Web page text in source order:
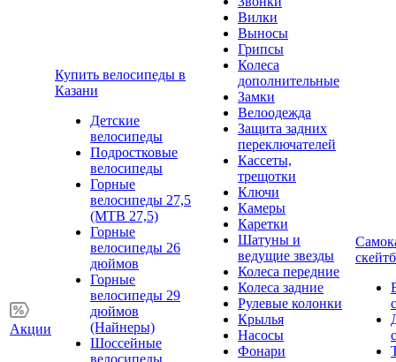
Акции
Купить велосипеды в
Казани
Детские
велосипеды
Подростковые
велосипеды
Горные
велосипеды 27,5
(MTB 27,5)
Горные
велосипеды 26
дюймов
Горные
велосипеды 29
дюймов
(Найнеры)
Шоссейные
велосипеды
Вилки
Выносы
Грипсы
Колеса
дополнительные
Замки
Велоодежда
Защита задних
переключателей
Кассеты,
трещотки
Ключи
Камеры
Каретки
Шатуны и
ведущие звезды
Колеса передние
Колеса задние
Рулевые колонки
Крылья
Насосы
Фонари